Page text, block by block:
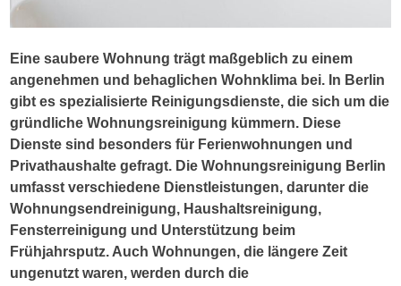
Eine saubere Wohnung trägt maßgeblich zu einem
angenehmen und behaglichen Wohnklima bei. In Berlin
gibt es spezialisierte Reinigungsdienste, die sich um die
gründliche Wohnungsreinigung kümmern. Diese
Dienste sind besonders für Ferienwohnungen und
Privathaushalte gefragt. Die Wohnungsreinigung Berlin
umfasst verschiedene Dienstleistungen, darunter die
Wohnungsendreinigung, Haushaltsreinigung,
Fensterreinigung und Unterstützung beim
Frühjahrsputz. Auch Wohnungen, die längere Zeit
ungenutzt waren, werden durch die